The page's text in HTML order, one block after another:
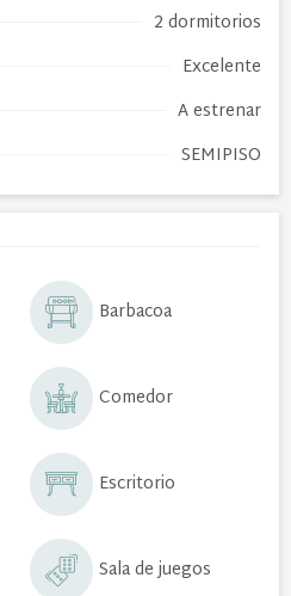
2 dormitorios
Excelente
A estrenar
SEMIPISO
Barbacoa
Comedor
Escritorio
Sala de juegos